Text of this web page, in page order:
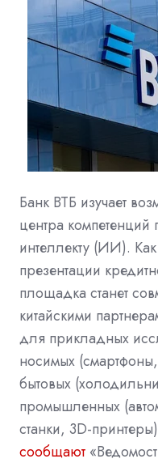
Банк ВТБ изучает
центра компетенций
интеллекту (ИИ).
презентации
площадка станет
китайскими
для прикладных
носимых
бытовых
промышленных
станки, 3D-
сообщают